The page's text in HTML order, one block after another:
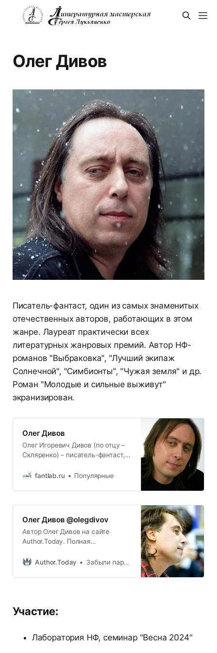
Олег Дивов
Писатель-фантаст, один из самых знаменитых
отечественных авторов, работающих в этом
жанре. Лауреат практически всех
литературных жанровых премий. Автор НФ-
романов "Выбраковка", "Лучший экипаж
Солнечной", "Симбионты", "Чужая земля" и др.
Роман "Молодые и сильные выживут"
экранизирован.
Олег Дивов
Олег Игоревич Дивов (по отцу –
Скляренко) – писатель-фантаст,
отечественных авторов,
Совета по фантастике и
приключенческой литературе при
Родился в Москве 3 октября 1968
года в семье потомственных
художников-реставраторо…
fantlab.ru Популярные
Олег Дивов @olegdivov
Автор Олег Дивов на сайте
Author.Today. Полная
жанры, последние публикации,
соц сетях. Читайте книги автора
Author.Today Забыли пароль?
Участие:
Лаборатория НФ, семинар "Весна 2024"